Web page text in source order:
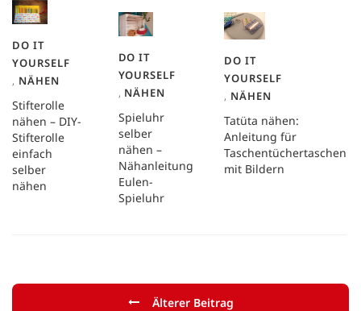
Stifterolle
nähen – DIY-
Stifterolle
einfach
selber
nähen
DO IT
YOURSELF
, NÄHEN
Spieluhr
selber
nähen –
Nähanleitung
Eulen-
Spieluhr
DO IT
YOURSELF
, NÄHEN
Tatüta nähen:
Anleitung für
Taschentüchertaschen
mit Bildern
DO IT
YOURSELF
, NÄHEN
Älterer Beitrag